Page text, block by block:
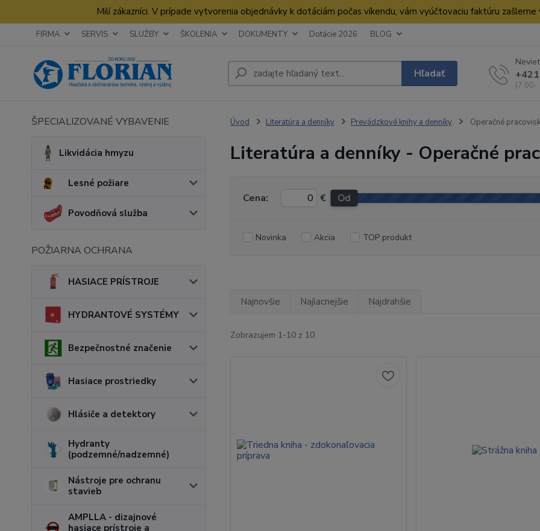
Milí zákazníci. V prípade vytvorenia objednávky k dotáciám počas víkendu, vám vyúčtovaciu faktúru
FIRMA SERVIS SLUŽBY ŠKOLENIA DOKUMENTY Dotácie 2026 BLOG
Hľadať
(7:00-
ŠPECIALIZOVANÉ VYBAVENIE
Likvidácia hmyzu
Lesné požiare
Povodňová služba
POŽIARNA OCHRANA
HASIACE PRÍSTROJE
HYDRANTOVÉ SYSTÉMY
Bezpečnostné značenie
Hasiace prostriedky
Hlásiče a detektory
Hydranty
(podzemné/nadzemné)
Nástroje pre ochranu
stavieb
AMPLLA - dizajnové
hasiace prístroje a
Úvod Literatúra a denníky Prevádzkové knihy a denníky Operačné
Literatúra a denníky - Operačné
Cena: € Od
Novinka Akcia TOP produkt
Najnovšie Najlacnejšie Najdrahšie
Zobrazujem 1-10 z 10